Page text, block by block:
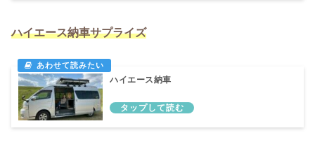
ハイエース納車サプライズ
ハイエース納車